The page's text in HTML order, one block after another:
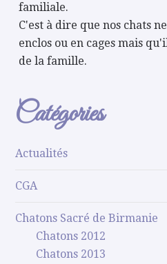
familiale.
C'est à dire que nos chats
enclos ou en cages mais
de la famille.
Catégories
Actualités
CGA
Chatons Sacré de Birmanie
Chatons 2012
Chatons 2013